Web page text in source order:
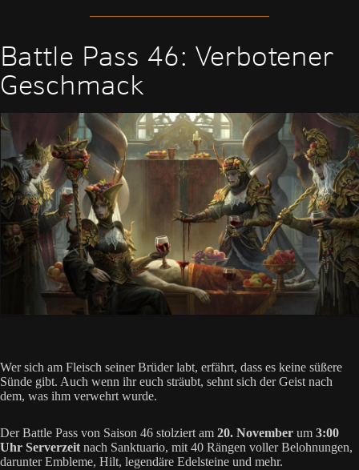
Battle Pass 46: Verbotener
Geschmack
Wer sich am Fleisch seiner Brüder labt, erfährt, dass es keine süßere
Sünde gibt. Auch wenn ihr euch sträubt, sehnt sich der Geist nach
dem, was ihm verwehrt wurde.
Der Battle Pass von Saison 46 stolziert am 20. November um 3:00
Uhr Serverzeit nach Sanktuario, mit 40 Rängen voller Belohnungen,
darunter Embleme, Hilt, legendäre Edelsteine und mehr.